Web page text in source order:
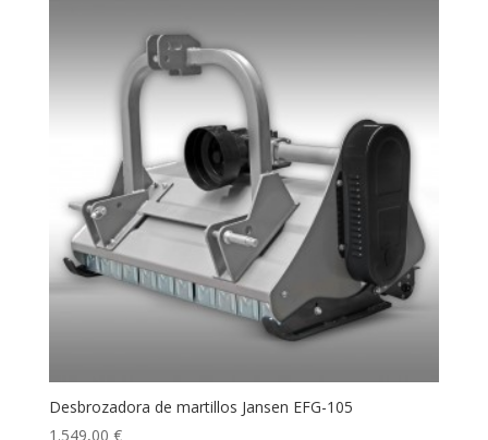
Desbrozadora de martillos Jansen EFG-105
1.549,00 €